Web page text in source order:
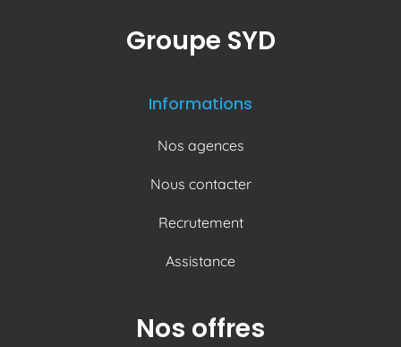
Groupe SYD
Informations
Nos agences
Nous contacter
Recrutement
Assistance
Nos offres